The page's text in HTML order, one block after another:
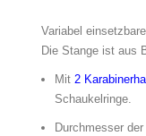
Variabel
Die Stange ist aus
Mit 2
Schaukelringe.
Durchmesser